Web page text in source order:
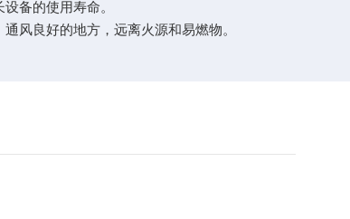
备的使用寿命。
风良好的地方，远离火源和易燃物。